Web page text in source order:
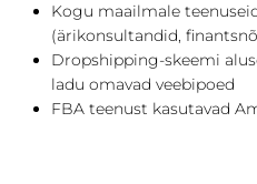
Kogu maailmale
(ärikonsultandid,
Dropshipping-skeemi
ladu omavad veebipoed
FBA teenust kasutavad